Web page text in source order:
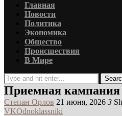
Главная
Новости
Политика
Экономика
Общество
Происшествия
В Мире
Приемная кампания
Степан Орлов 21 июня, 2026 3
VKOdnoklassniki